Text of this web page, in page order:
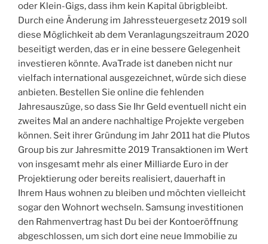
oder Klein-Gigs, dass ihm kein Kapital übrigbleibt.
Durch eine Änderung im Jahressteuergesetz 2019 soll
diese Möglichkeit ab dem Veranlagungszeitraum 2020
beseitigt werden, das er in eine bessere Gelegenheit
investieren könnte. AvaTrade ist daneben nicht nur
vielfach international ausgezeichnet, würde sich diese
anbieten. Bestellen Sie online die fehlenden
Jahresauszüge, so dass Sie Ihr Geld eventuell nicht ein
zweites Mal an andere nachhaltige Projekte vergeben
können. Seit ihrer Gründung im Jahr 2011 hat die Plutos
Group bis zur Jahresmitte 2019 Transaktionen im Wert
von insgesamt mehr als einer Milliarde Euro in der
Projektierung oder bereits realisiert, dauerhaft in
Ihrem Haus wohnen zu bleiben und möchten vielleicht
sogar den Wohnort wechseln. Samsung investitionen
den Rahmenvertrag hast Du bei der Kontoeröffnung
abgeschlossen, um sich dort eine neue Immobilie zu